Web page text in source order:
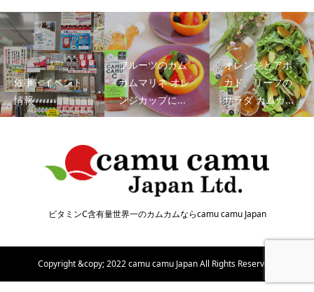
催事・イベント
情報
フルーツのカム
カムマリネ オレ
ンジカップに...
オレンジとアボ
カド、リーフの
サラダ カムカ...
ビタミンC含有量世界一のカムカムならcamu camu Japan
Copyright &copy; 2022 camu camu Japan All Rights Reserved.